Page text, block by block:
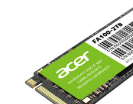
Pizza Hut
Histórico con
Salvador
Nueva apertura en El
impulsando el empleo y